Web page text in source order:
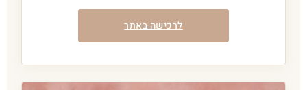
לרכישה באתר